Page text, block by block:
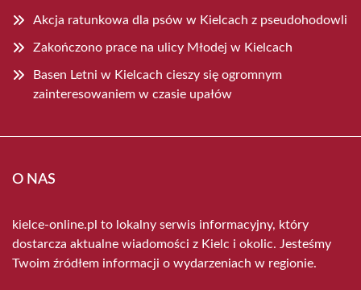
Akcja ratunkowa dla psów w Kielcach z pseudohodowli
Zakończono prace na ulicy Młodej w Kielcach
Basen Letni w Kielcach cieszy się ogromnym
zainteresowaniem w czasie upałów
O NAS
kielce-online.pl to lokalny serwis informacyjny, który
dostarcza aktualne wiadomości z Kielc i okolic. Jesteśmy
Twoim źródłem informacji o wydarzeniach w regionie.